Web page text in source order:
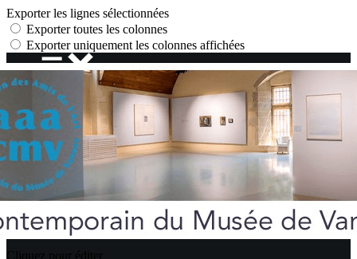
Exporter les lignes sélectionnées
Exporter toutes les colonnes
Exporter uniquement les colonnes affichées
Menu
<
Accueil
Présentation
Administration
La section Jeunes Amis
Les commissions
La FFSAM
Ajoutez un logo, un bouton, des réseaux sociaux